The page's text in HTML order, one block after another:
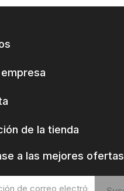
de la tienda
a las mejores ofertas